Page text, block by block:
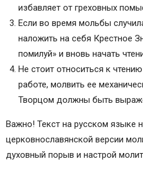
Оставить комментарий
Похожие статьи
Молитва Господня. Отче наш
ТОЛКОВАНИЕ МОЛИТВЫ
ОТЧЕ НАШ — ОТВЕТЫ НА
Популярное видео
Вернем имя Симбирск
ПУТЕШЕСТВИЕ НА АФОН.
Илариона (Алфеева)
избавляет от греховных
Если во время мольбы
наложить на себя Крестное
помилуй» и вновь начать
Не стоит относиться к
работе, молвить ее
Творцом должны быть
Важно! Текст на русском языке
церковнославянской версии
духовный порыв и настрой